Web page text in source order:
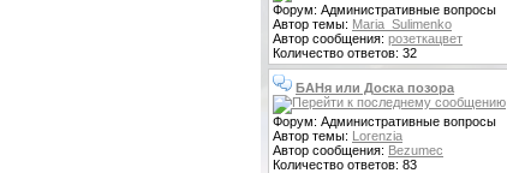
Форум: Административные вопросы
Автор темы: Maria_Sulimenko
Автор сообщения: розеткацвет
Количество ответов: 32
БАНя или Доска позора
Форум: Административные вопросы
Автор темы: Lorenzia
Автор сообщения: Bezumec
Количество ответов: 83